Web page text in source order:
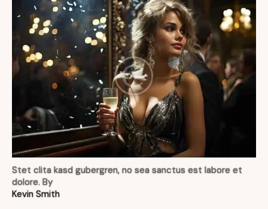
Stet clita kasd gubergren, no sea sanctus est labore et
dolore. By
Kevin Smith